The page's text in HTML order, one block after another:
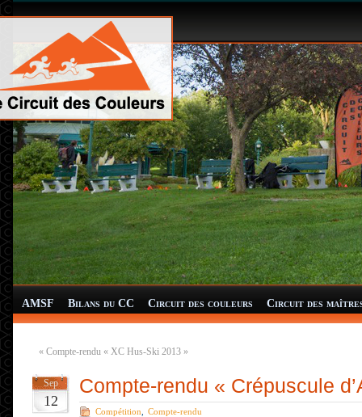
AMSF Bilans du CC Circuit des couleurs Circuit des
« Compte-rendu « XC Hus-Ski 2013 »
Sep
12
Compte-rendu « Crépuscule
Compétition Compte-rendu